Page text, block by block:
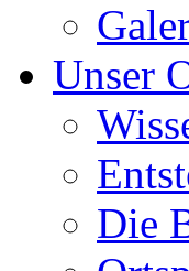
Unser
Die